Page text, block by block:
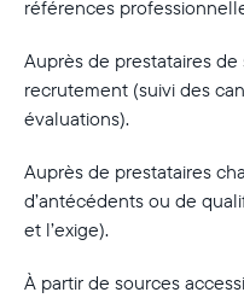
références
Auprès de prestataires
recrutement (suivi des
évaluations).
Auprès de prestataires
d’antécédents ou de
et l’exige).
À partir de sources